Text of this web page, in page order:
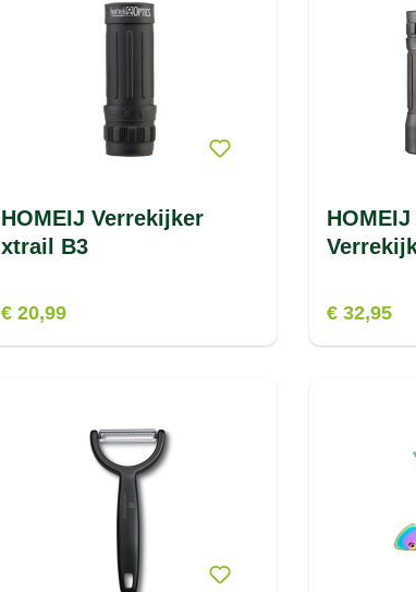
HOMEIJ Verrekijker
xtrail B3
€ 20,99 € 32,95